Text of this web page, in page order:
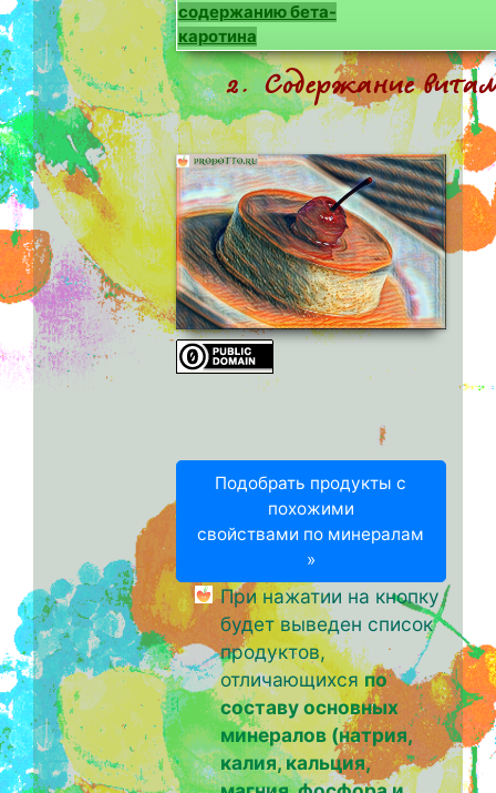
2. Содержание
содержанию бета-
каротина
Подобрать продукты с
похожими
свойствами по минералам
»
При нажатии на кнопку
будет выведен список
продуктов,
отличающихсяпо
составу основных
минералов (натрия,
калия, кальция,